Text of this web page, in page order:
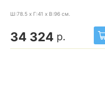
Ш:78.5 x Г:41 x В:96 см.
34 324 р.